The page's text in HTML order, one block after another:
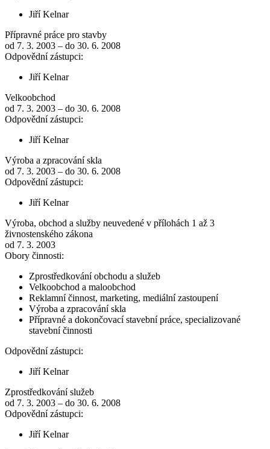
Jiří Kelnar
Přípravné práce pro stavby
od 7. 3. 2003 – do 30. 6. 2008
Odpovědní zástupci:
Jiří Kelnar
Velkoobchod
od 7. 3. 2003 – do 30. 6. 2008
Odpovědní zástupci:
Jiří Kelnar
Výroba a zpracování skla
od 7. 3. 2003 – do 30. 6. 2008
Odpovědní zástupci:
Jiří Kelnar
Výroba, obchod a služby neuvedené v přílohách 1 až 3
živnostenského zákona
od 7. 3. 2003
Obory činnosti:
Zprostředkování obchodu a služeb
Velkoobchod a maloobchod
Reklamní činnost, marketing, mediální zastoupení
Výroba a zpracování skla
Přípravné a dokončovací stavební práce, specializované
stavební činnosti
Odpovědní zástupci:
Jiří Kelnar
Zprostředkování služeb
od 7. 3. 2003 – do 30. 6. 2008
Odpovědní zástupci:
Jiří Kelnar